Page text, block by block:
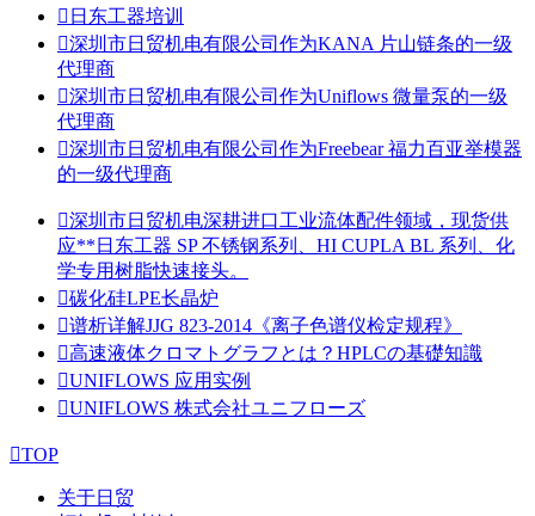
 日东工器培训
深圳市日贸机电有限公司作为KANA 片山链条的一级
代理商
深圳市日贸机电有限公司作为Uniflows 微量泵的一级
代理商
深圳市日贸机电有限公司作为Freebear 福力百亚举模器
的一级代理商
深圳市日贸机电深耕进口工业流体配件领域，现货供
应**日东工器 SP 不锈钢系列、HI CUPLA BL 系列、化
学专用树脂快速接头。
碳化硅LPE长晶炉
谱析详解JJG 823-2014《离子色谱仪检定规程》
高速液体クロマトグラフとは？HPLCの基礎知識
UNIFLOWS 应用实例
UNIFLOWS 株式会社ユニフローズ
TOP
关于日贸